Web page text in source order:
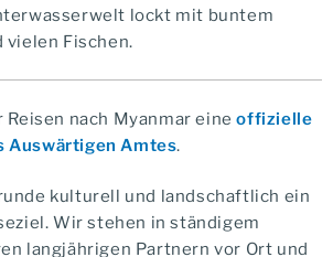
lockt mit buntem
vielen Fischen.
nach Myanmar eineoffizielle
Auswärtigen Amtes.
kulturell und landschaftlich ein
Wir stehen in ständigem
langjährigen Partnern vor Ort und